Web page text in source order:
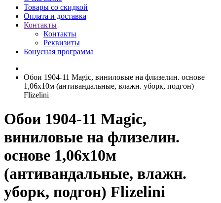
Товары со скидкой
Оплата и доставка
Контакты
Контакты
Реквизиты
Бонусная программа
Обои 1904-11 Magic, виниловые на флизелин. основе
1,06х10м (антивандальные, влажн. уборк, подгон)
Flizelini
Обои 1904-11 Magic,
виниловые на флизелин.
основе 1,06х10м
(антивандальные, влажн.
уборк, подгон) Flizelini